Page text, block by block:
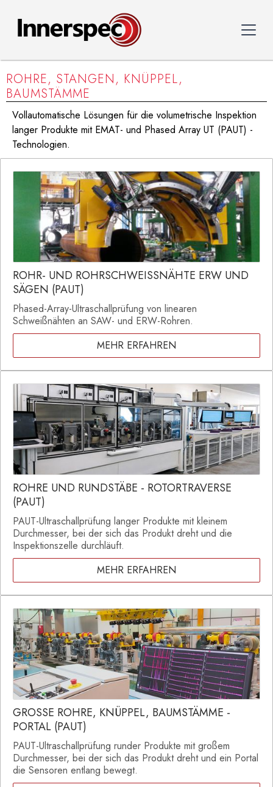
ROHRE, STANGEN, KNÜPPEL,
BAUMSTÄMME
Vollautomatische Lösungen für die volumetrische Inspektion
langer Produkte mit EMAT- und Phased Array UT (PAUT) -
Technologien.
ROHR- UND ROHRSCHWEISSNÄHTE ERW UND
SÄGEN (PAUT)
Phased-Array-Ultraschallprüfung von linearen
Schweißnähten an SAW- und ERW-Rohren.
MEHR ERFAHREN
ROHRE UND RUNDSTÄBE - ROTORTRAVERSE
(PAUT)
PAUT-Ultraschallprüfung langer Produkte mit kleinem
Durchmesser, bei der sich das Produkt dreht und die
Inspektionszelle durchläuft.
MEHR ERFAHREN
GROSSE ROHRE, KNÜPPEL, BAUMSTÄMME -
PORTAL (PAUT)
PAUT-Ultraschallprüfung runder Produkte mit großem
Durchmesser, bei der sich das Produkt dreht und ein Portal
die Sensoren entlang bewegt.